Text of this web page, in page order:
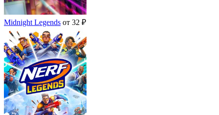
Midnight Legends от 32 ₽